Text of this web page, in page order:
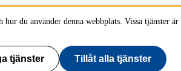
du använder denna webbplats. Vissa tjänster är
tjänster Tillåt alla tjänster